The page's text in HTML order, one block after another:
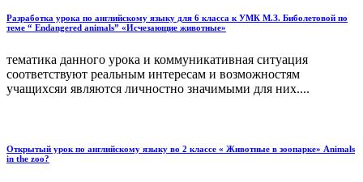
Разработка урока по английскому языку для 6 класса к УМК М.З. Биболетовой по
теме “ Endangered animals” «Исчезающие животные»
тематика данного урока и коммуникативная ситуация
соответствуют реальным интересам и возможностям
учащихсяи являются личностно значимыми для них....
Открытый урок по английскому языку во 2 классе « Животные в зоопарке» Аnimals
in the zoo?